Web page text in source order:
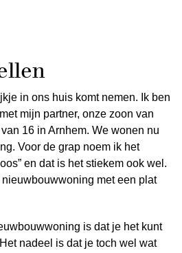
in ons huis komt nemen. Ik ben
mijn partner, onze zoon van
16 in Arnhem. We wonen nu
Voor de grap noem ik het
en dat is het stiekem ook wel.
met een plat
is dat je het kunt
nadeel is dat je toch wel wat